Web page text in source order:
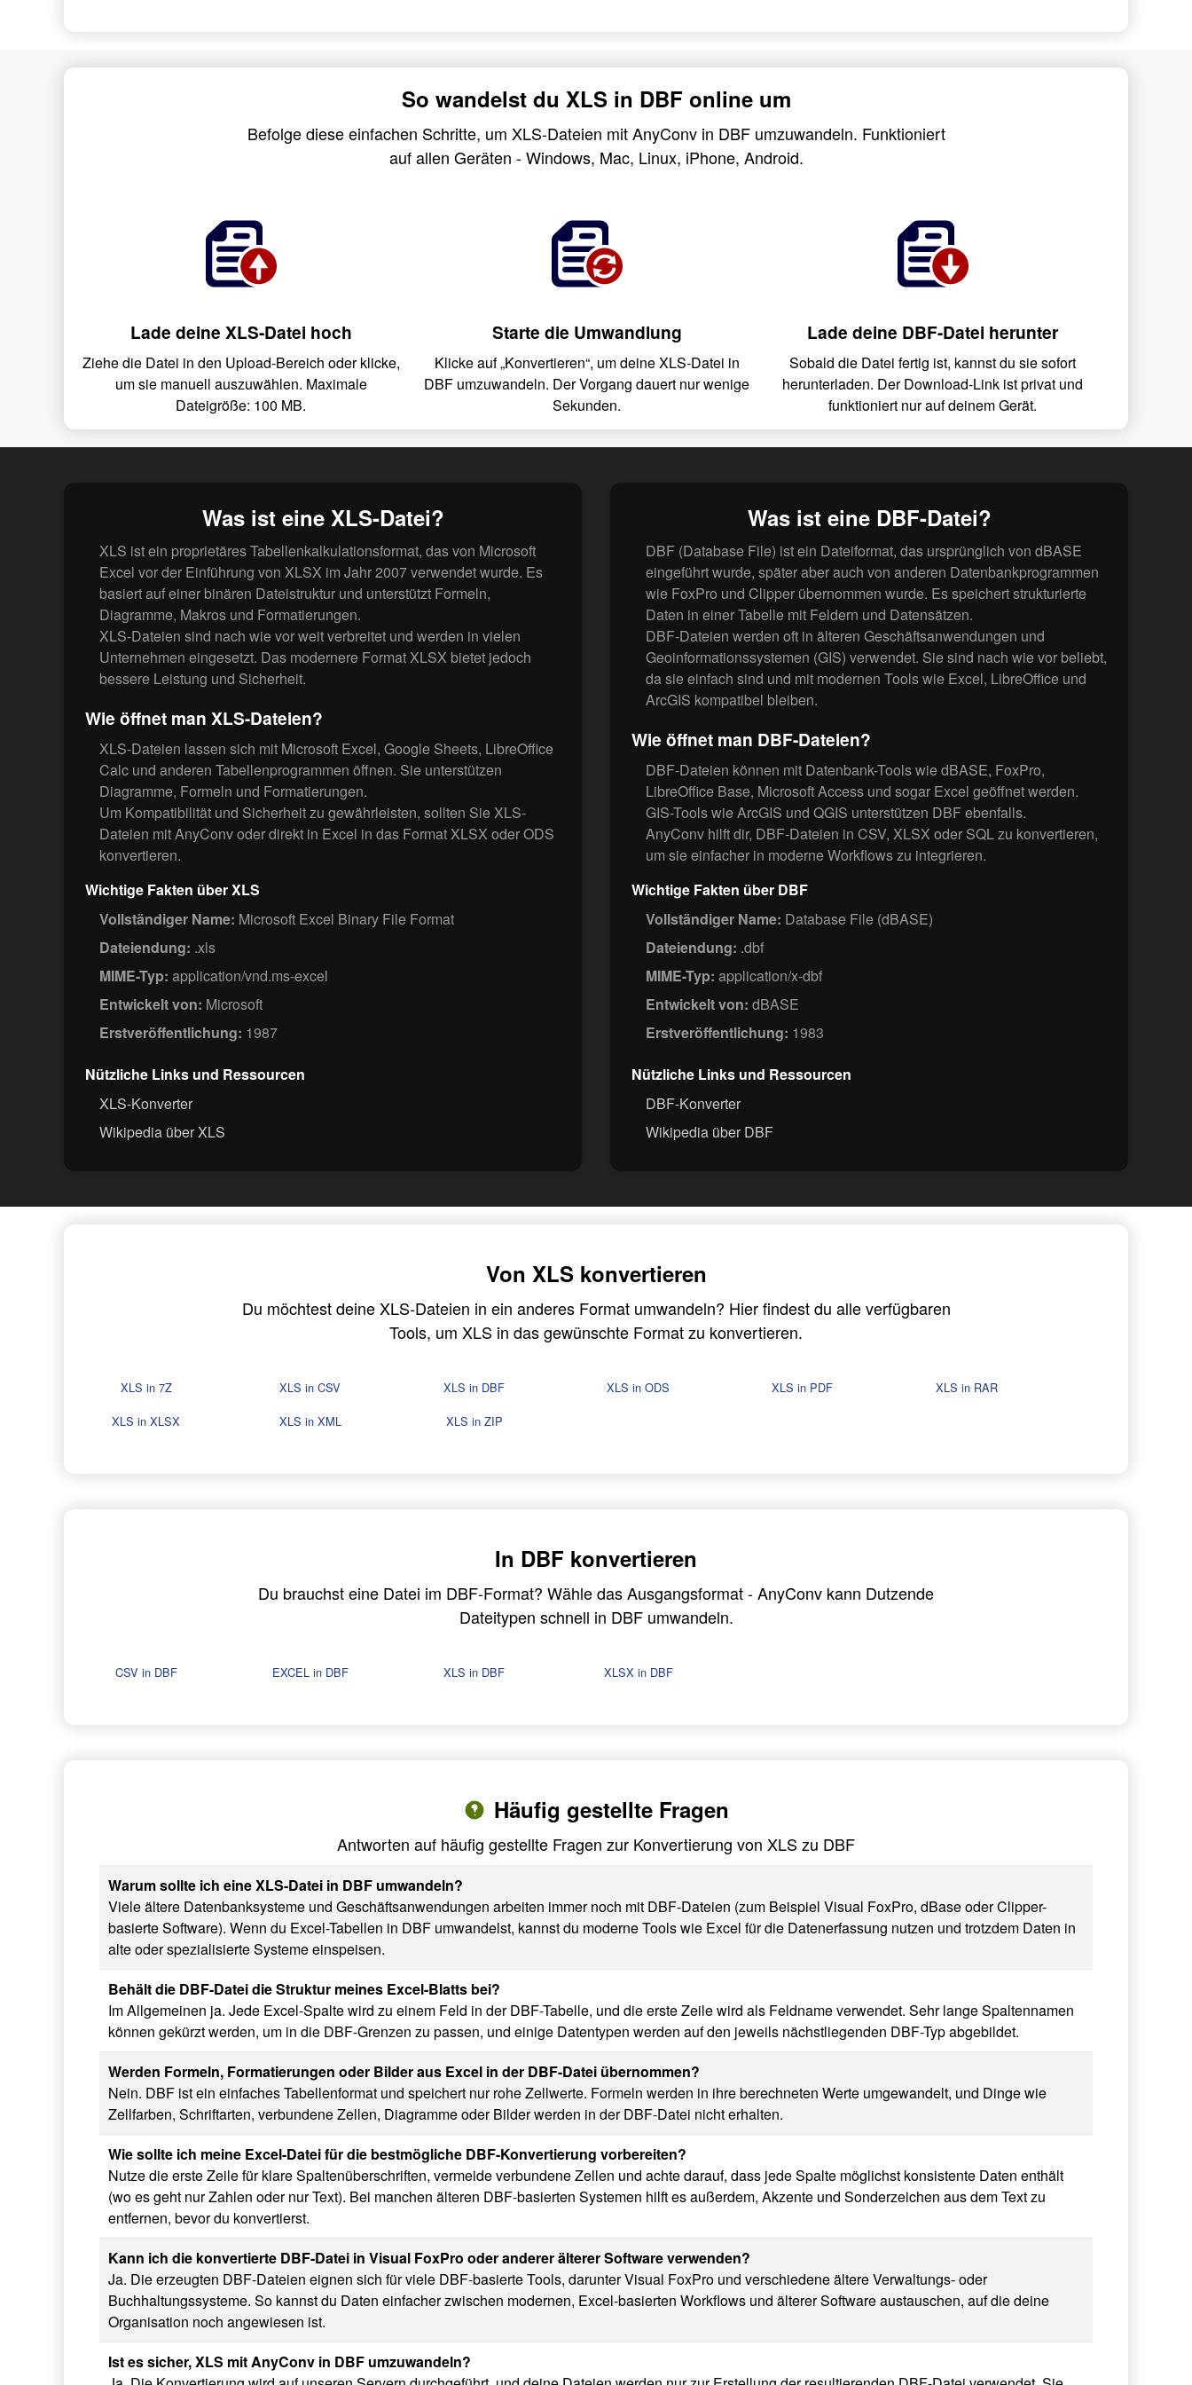
So wandelst du XLS in DBF online um
Befolge diese einfachen Schritte, um XLS-Dateien mit AnyConv in DBF umzuwandeln. Funktioniert
auf allen Geräten - Windows, Mac, Linux, iPhone, Android.
Lade deine XLS-Datei hoch
Ziehe die Datei in den Upload-Bereich oder klicke,
um sie manuell auszuwählen. Maximale
Dateigröße: 100 MB.
Starte die Umwandlung
Klicke auf „Konvertieren“, um deine XLS-Datei in
DBF umzuwandeln. Der Vorgang dauert nur wenige
Sekunden.
Lade deine DBF-Datei herunter
Sobald die Datei fertig ist, kannst du sie sofort
herunterladen. Der Download-Link ist privat und
funktioniert nur auf deinem Gerät.
Was ist eine XLS-Datei?
XLS ist ein proprietäres Tabellenkalkulationsformat, das von Microsoft
Excel vor der Einführung von XLSX im Jahr 2007 verwendet wurde. Es
basiert auf einer binären Dateistruktur und unterstützt Formeln,
Diagramme, Makros und Formatierungen.
XLS-Dateien sind nach wie vor weit verbreitet und werden in vielen
Unternehmen eingesetzt. Das modernere Format XLSX bietet jedoch
bessere Leistung und Sicherheit.
Wie öffnet man XLS-Dateien?
XLS-Dateien lassen sich mit Microsoft Excel, Google Sheets, LibreOffice
Calc und anderen Tabellenprogrammen öffnen. Sie unterstützen
Diagramme, Formeln und Formatierungen.
Um Kompatibilität und Sicherheit zu gewährleisten, sollten Sie XLS-
Dateien mit AnyConv oder direkt in Excel in das Format XLSX oder ODS
konvertieren.
Wichtige Fakten über XLS
Vollständiger Name: Microsoft Excel Binary File Format
Dateiendung: .xls
MIME-Typ: application/vnd.ms-excel
Entwickelt von: Microsoft
Erstveröffentlichung: 1987
Nützliche Links und Ressourcen
XLS-Konverter
Wikipedia über XLS
Was ist eine DBF-Datei?
DBF (Database File) ist ein Dateiformat, das ursprünglich von dBASE
eingeführt wurde, später aber auch von anderen Datenbankprogrammen
wie FoxPro und Clipper übernommen wurde. Es speichert strukturierte
Daten in einer Tabelle mit Feldern und Datensätzen.
DBF-Dateien werden oft in älteren Geschäfts­anwendungen und
Geoinformationssystemen (GIS) verwendet. Sie sind nach wie vor beliebt,
da sie einfach sind und mit modernen Tools wie Excel, LibreOffice und
ArcGIS kompatibel bleiben.
Wie öffnet man DBF-Dateien?
DBF-Dateien können mit Datenbank-Tools wie dBASE, FoxPro,
LibreOffice Base, Microsoft Access und sogar Excel geöffnet werden.
GIS-Tools wie ArcGIS und QGIS unterstützen DBF ebenfalls.
AnyConv hilft dir, DBF-Dateien in CSV, XLSX oder SQL zu konvertieren,
um sie einfacher in moderne Workflows zu integrieren.
Wichtige Fakten über DBF
Vollständiger Name: Database File (dBASE)
Dateiendung: .dbf
MIME-Typ: application/x-dbf
Entwickelt von: dBASE
Erstveröffentlichung: 1983
Nützliche Links und Ressourcen
DBF-Konverter
Wikipedia über DBF
Von XLS konvertieren
Du möchtest deine XLS-Dateien in ein anderes Format umwandeln? Hier findest du alle verfügbaren
Tools, um XLS in das gewünschte Format zu konvertieren.
XLS in 7Z XLS in CSV XLS in DBF XLS in ODS XLS in PDF
XLS in RAR
XLS in XLSX
XLS in XML XLS in ZIP
In DBF konvertieren
Du brauchst eine Datei im DBF-Format? Wähle das Ausgangsformat - AnyConv kann Dutzende
Dateitypen schnell in DBF umwandeln.
CSV in DBF EXCEL in DBF XLS in DBF XLSX in DBF
Häufig gestellte Fragen
Antworten auf häufig gestellte Fragen zur Konvertierung von XLS zu DBF
Warum sollte ich eine XLS-Datei in DBF umwandeln?
Viele ältere Datenbanksysteme und Geschäftsanwendungen arbeiten immer noch mit DBF-Dateien (zum Beispiel Visual FoxPro, dBase oder Clipper-
basierte Software). Wenn du Excel-Tabellen in DBF umwandelst, kannst du moderne Tools wie Excel für die Datenerfassung nutzen und trotzdem Daten in
alte oder spezialisierte Systeme einspeisen.
Behält die DBF-Datei die Struktur meines Excel-Blatts bei?
Im Allgemeinen ja. Jede Excel-Spalte wird zu einem Feld in der DBF-Tabelle, und die erste Zeile wird als Feldname verwendet. Sehr lange Spaltennamen
können gekürzt werden, um in die DBF-Grenzen zu passen, und einige Datentypen werden auf den jeweils nächstliegenden DBF-Typ abgebildet.
Werden Formeln, Formatierungen oder Bilder aus Excel in der DBF-Datei übernommen?
Nein. DBF ist ein einfaches Tabellenformat und speichert nur rohe Zellwerte. Formeln werden in ihre berechneten Werte umgewandelt, und Dinge wie
Zellfarben, Schriftarten, verbundene Zellen, Diagramme oder Bilder werden in der DBF-Datei nicht erhalten.
Wie sollte ich meine Excel-Datei für die bestmögliche DBF-Konvertierung vorbereiten?
Nutze die erste Zeile für klare Spaltenüberschriften, vermeide verbundene Zellen und achte darauf, dass jede Spalte möglichst konsistente Daten enthält
(wo es geht nur Zahlen oder nur Text). Bei manchen älteren DBF-basierten Systemen hilft es außerdem, Akzente und Sonderzeichen aus dem Text zu
entfernen, bevor du konvertierst.
Kann ich die konvertierte DBF-Datei in Visual FoxPro oder anderer älterer Software verwenden?
Ja. Die erzeugten DBF-Dateien eignen sich für viele DBF-basierte Tools, darunter Visual FoxPro und verschiedene ältere Verwaltungs- oder
Buchhaltungssysteme. So kannst du Daten einfacher zwischen modernen, Excel-basierten Workflows und älterer Software austauschen, auf die deine
Organisation noch angewiesen ist.
Ist es sicher, XLS mit AnyConv in DBF umzuwandeln?